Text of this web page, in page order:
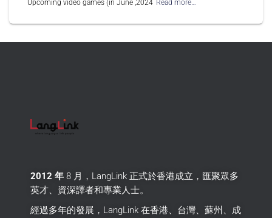
Upcoming video games (in June ,2024 Read more…
2012 年 8 月，LangLink 正式於香港成立，匯聚眾多
英才、資深譯者和專業人士。
經過多年的發展，LangLink 在香港、台灣、蘇州、成